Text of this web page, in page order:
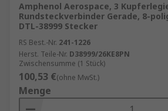
Amphenol Aerospace, 3
Rundsteckverbinder Gerade, 8-
DTL-38999 Stecker
RS Best.-Nr. 241-1226
Herst. Teile-Nr. D38999/26KE8PN
Zwischensumme (1 Stück)
100,53 €(ohne MwSt.)
Menge